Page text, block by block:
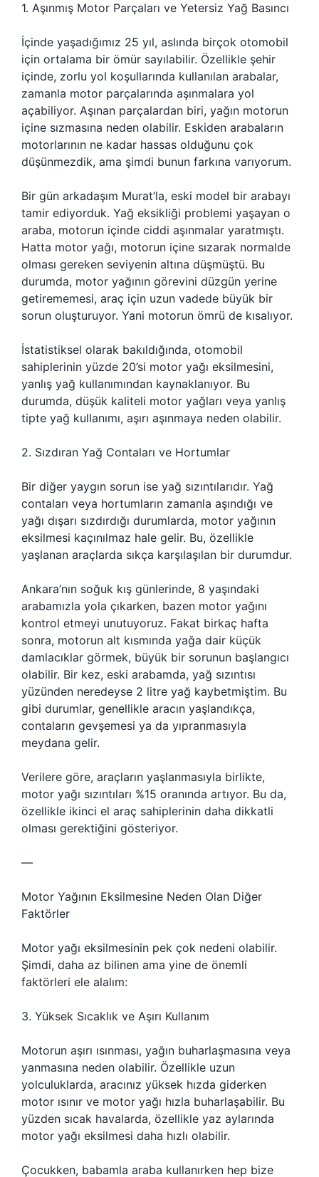
1. Aşınmış Motor Parçaları ve Yetersiz Yağ Basıncı
İçinde yaşadığımız 25 yıl, aslında birçok otomobil
için ortalama bir ömür sayılabilir. Özellikle şehir
içinde, zorlu yol koşullarında kullanılan arabalar,
zamanla motor parçalarında aşınmalara yol
açabiliyor. Aşınan parçalardan biri, yağın motorun
içine sızmasına neden olabilir. Eskiden arabaların
motorlarının ne kadar hassas olduğunu çok
düşünmezdik, ama şimdi bunun farkına varıyorum.
Bir gün arkadaşım Murat’la, eski model bir arabayı
tamir ediyorduk. Yağ eksikliği problemi yaşayan o
araba, motorun içinde ciddi aşınmalar yaratmıştı.
Hatta motor yağı, motorun içine sızarak normalde
olması gereken seviyenin altına düşmüştü. Bu
durumda, motor yağının görevini düzgün yerine
getirememesi, araç için uzun vadede büyük bir
sorun oluşturuyor. Yani motorun ömrü de kısalıyor.
İstatistiksel olarak bakıldığında, otomobil
sahiplerinin yüzde 20’si motor yağı eksilmesini,
yanlış yağ kullanımından kaynaklanıyor. Bu
durumda, düşük kaliteli motor yağları veya yanlış
tipte yağ kullanımı, aşırı aşınmaya neden olabilir.
2. Sızdıran Yağ Contaları ve Hortumlar
Bir diğer yaygın sorun ise yağ sızıntılarıdır. Yağ
contaları veya hortumların zamanla aşındığı ve
yağı dışarı sızdırdığı durumlarda, motor yağının
eksilmesi kaçınılmaz hale gelir. Bu, özellikle
yaşlanan araçlarda sıkça karşılaşılan bir durumdur.
Ankara’nın soğuk kış günlerinde, 8 yaşındaki
arabamızla yola çıkarken, bazen motor yağını
kontrol etmeyi unutuyoruz. Fakat birkaç hafta
sonra, motorun alt kısmında yağa dair küçük
damlacıklar görmek, büyük bir sorunun başlangıcı
olabilir. Bir kez, eski arabamda, yağ sızıntısı
yüzünden neredeyse 2 litre yağ kaybetmiştim. Bu
gibi durumlar, genellikle aracın yaşlandıkça,
contaların gevşemesi ya da yıpranmasıyla
meydana gelir.
Verilere göre, araçların yaşlanmasıyla birlikte,
motor yağı sızıntıları %15 oranında artıyor. Bu da,
özellikle ikinci el araç sahiplerinin daha dikkatli
olması gerektiğini gösteriyor.
—
Motor Yağının Eksilmesine Neden Olan Diğer
Faktörler
Motor yağı eksilmesinin pek çok nedeni olabilir.
Şimdi, daha az bilinen ama yine de önemli
faktörleri ele alalım:
3. Yüksek Sıcaklık ve Aşırı Kullanım
Motorun aşırı ısınması, yağın buharlaşmasına veya
yanmasına neden olabilir. Özellikle uzun
yolculuklarda, aracınız yüksek hızda giderken
motor ısınır ve motor yağı hızla buharlaşabilir. Bu
yüzden sıcak havalarda, özellikle yaz aylarında
motor yağı eksilmesi daha hızlı olabilir.
Çocukken, babamla araba kullanırken hep bize